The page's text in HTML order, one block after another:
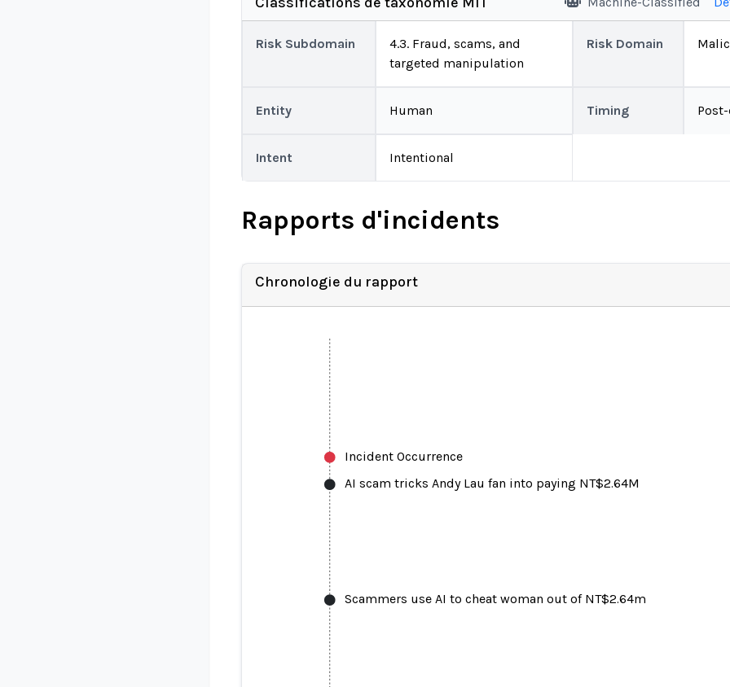
Risk Subdomain
4.3. Fraud, scams, and
targeted manipulation
Risk Domain
Entity Human Timing
Intent Intentional
Rapports d'incidents
Chronologie du rapport
Incident Occurrence
AI scam tricks Andy Lau fan into paying NT$2.64M
Scammers use AI to cheat woman out of NT$2.64m